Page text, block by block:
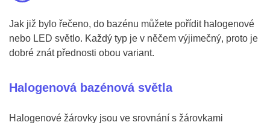
Jak již bylo řečeno, do bazénu můžete pořídit halogenové
nebo LED světlo. Každý typ je v něčem výjimečný, proto je
dobré znát přednosti obou variant.
Halogenová bazénová světla
Halogenové žárovky jsou ve srovnání s žárovkami